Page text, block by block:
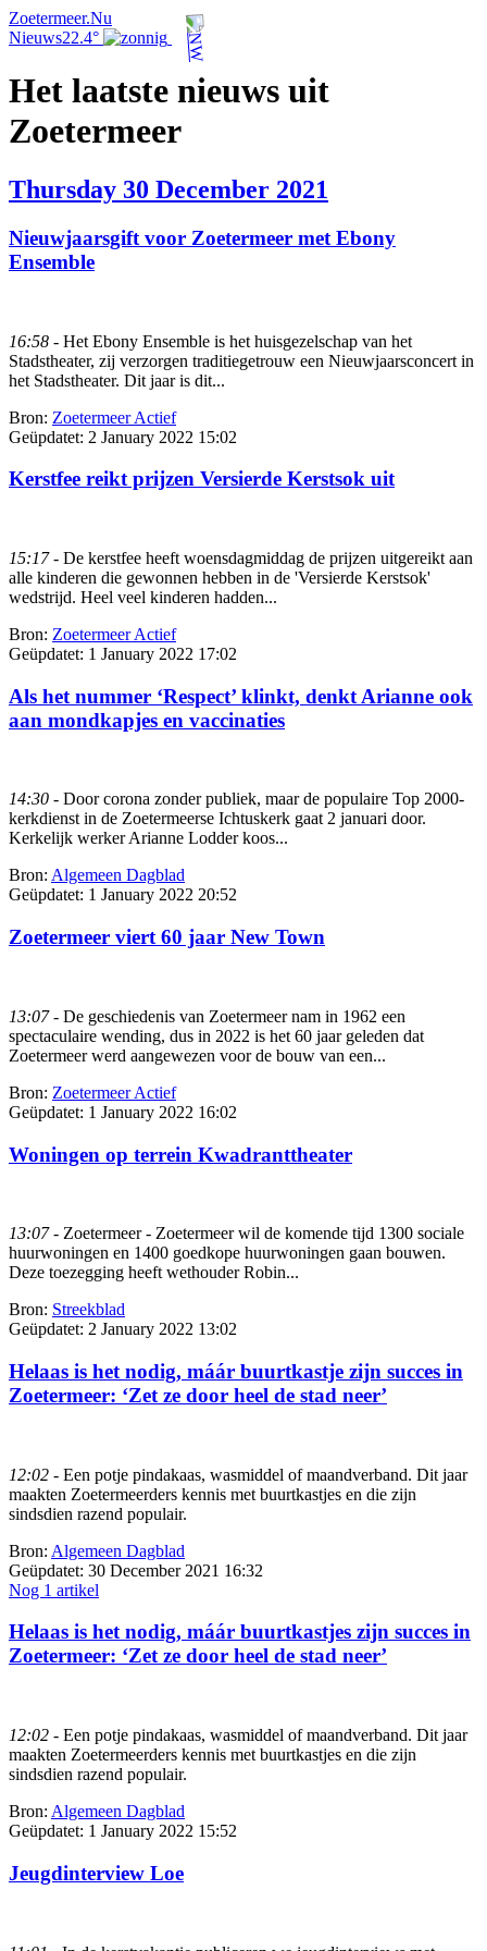
Zoetermeer.Nu
Nieuws22.4°
Het laatste nieuws uit
Zoetermeer
Thursday 30 December 2021
Nieuwjaarsgift voor Zoetermeer met Ebony
Ensemble
16:58 - Het Ebony Ensemble is het huisgezelschap van het
Stadstheater, zij verzorgen traditiegetrouw een Nieuwjaarsconcert in
het Stadstheater. Dit jaar is dit...
Bron: Zoetermeer Actief
Geüpdatet: 2 January 2022 15:02
Kerstfee reikt prijzen Versierde Kerstsok uit
15:17- De kerstfee heeft woensdagmiddag de prijzen uitgereikt aan
alle kinderen die gewonnen hebben in de 'Versierde Kerstsok'
wedstrijd. Heel veel kinderen hadden...
Bron: Zoetermeer Actief
Geüpdatet: 1 January 2022 17:02
Als het nummer ‘Respect’ klinkt, denkt Arianne ook
aan mondkapjes en vaccinaties
14:30 - Door corona zonder publiek, maar de populaire Top 2000-
kerkdienst in de Zoetermeerse Ichtuskerk gaat 2 januari door.
Kerkelijk werker Arianne Lodder koos...
Bron: Algemeen Dagblad
Geüpdatet: 1 January 2022 20:52
Zoetermeer viert 60 jaar New Town
13:07- De geschiedenis van Zoetermeer nam in 1962 een
spectaculaire wending, dus in 2022 is het 60 jaar geleden dat
Zoetermeer werd aangewezen voor de bouw van een...
Bron: Zoetermeer Actief
Geüpdatet: 1 January 2022 16:02
Woningen op terrein Kwadranttheater
13:07- Zoetermeer - Zoetermeer wil de komende tijd 1300 sociale
huurwoningen en 1400 goedkope huurwoningen gaan bouwen.
Deze toezegging heeft wethouder Robin...
Bron: Streekblad
Geüpdatet: 2 January 2022 13:02
Helaas is het nodig, máár buurtkastje zijn succes in
Zoetermeer: ‘Zet ze door heel de stad neer’
12:02 - Een potje pindakaas, wasmiddel of maandverband. Dit jaar
maakten Zoetermeerders kennis met buurtkastjes en die zijn
sindsdien razend populair.
Bron: Algemeen Dagblad
Geüpdatet: 30 December 2021 16:32
Nog 1 artikel
Helaas is het nodig, máár buurtkastjes zijn succes in
Zoetermeer: ‘Zet ze door heel de stad neer’
12:02 - Een potje pindakaas, wasmiddel of maandverband. Dit jaar
maakten Zoetermeerders kennis met buurtkastjes en die zijn
sindsdien razend populair.
Bron: Algemeen Dagblad
Geüpdatet: 1 January 2022 15:52
Jeugdinterview Loe